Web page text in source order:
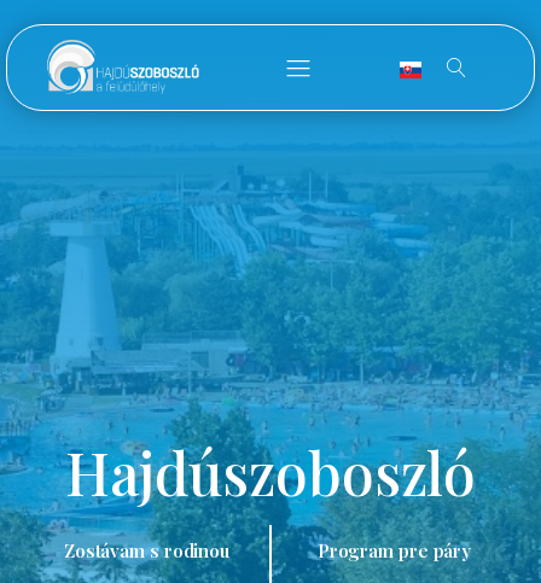
Hajdúszoboszló
Zostávam s rodinou Program pre páry